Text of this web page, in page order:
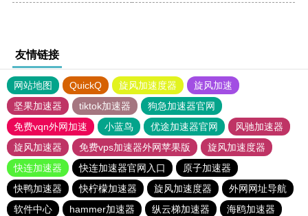
友情链接
网站地图 QuickQ 旋风加速度器
旋风加速
坚果加速器
tiktok加速器
狗急加速器官网
免费vqn外网加速
小蓝鸟 优途加速器官网
风驰加速器
旋风加速器
免费vps加速器外网苹果版
旋风加速度器
快连加速器
快连加速器官网入口
原子加速器
快鸭加速器
快柠檬加速器 旋风加速度器
外网网址导航
软件中心
hammer加速器 纵云梯加速器
海鸥加速器